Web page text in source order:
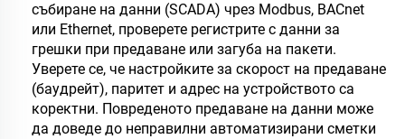
събиране на данни (SCADA) чрез Modbus, BACnet
или Ethernet, проверете регистрите с данни за
грешки при предаване или загуба на пакети.
Уверете се, че настройките за скорост на предаване
(баудрейт), паритет и адрес на устройството са
коректни. Повреденото предаване на данни може
да доведе до неправилни автоматизирани сметки